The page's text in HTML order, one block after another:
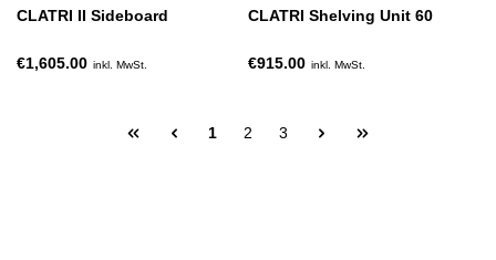
CLATRI II Sideboard
€1,605.00 inkl. MwSt.
CLATRI Shelving Unit 60
€915.00 inkl. MwSt.
1 2 3